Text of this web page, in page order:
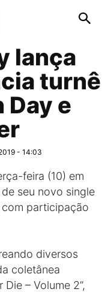
lança
turnê
Day e
- 14:03
feira (10) em
seu novo single
com participação
diversos
coletânea
– Volume 2”,